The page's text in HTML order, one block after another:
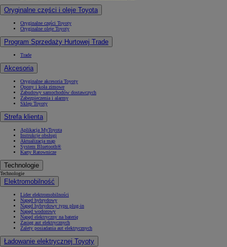
Oryginalne części i oleje Toyota
Oryginalne części Toyoty
Oryginalne oleje Toyoty
Program Sprzedaży Hurtowej Trade
Trade
Akcesoria
Oryginalne akcesoria Toyoty
Opony i koła zimowe
Zabudowy samochodów dostawczych
Zabezpieczenia i alarmy
Sklep Toyoty
Strefa klienta
Aplikacja MyToyota
Instrukcje obsługi
Aktualizacja map
System Bluetooth®
Karty Ratownicze
Technologie
Technologie
Elektromobilność
Lider elektromobilności
Napęd hybrydowy
Napęd hybrydowy typu plug-in
Napęd wodorowy
Napęd elektryczny na baterię
Zasięg aut elektrycznych
Zalety posiadania aut elektrycznych
Ładowanie elektrycznej Toyoty